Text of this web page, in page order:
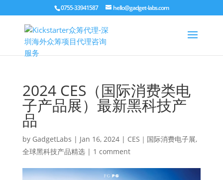
0755-33941587 hello@gadget-labs.com
2024 CES（国际消费类电
子产品展）最新黑科技产
品
by GadgetLabs | Jan 16, 2024| CES｜国际消费电子展,
全球黑科技产品精选| 1 comment